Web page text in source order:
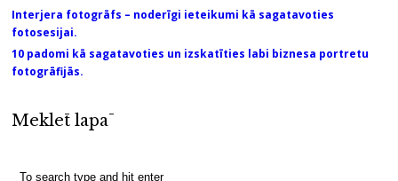
Interjera fotogrāfs – noderīgi ieteikumi kā sagatavoties
fotosesijai.
10 padomi kā sagatavoties un izskatīties labi biznesa portretu
fotogrāfijās.
Meklēt lapā